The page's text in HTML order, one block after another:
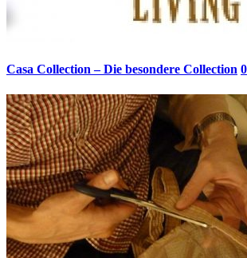
Casa Collection – Die besondere Collection 0